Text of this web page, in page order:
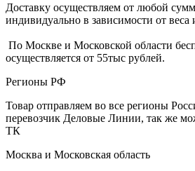
Доставку осуществляем от любой
индивидуально в зависимости от веса
По Москве и Московской области
осуществляется от 55тыс рублей.
Регионы РФ
Товар отправляем во все регионы
перевозчик Деловые Линии, так же
ТК
Москва и Московская область